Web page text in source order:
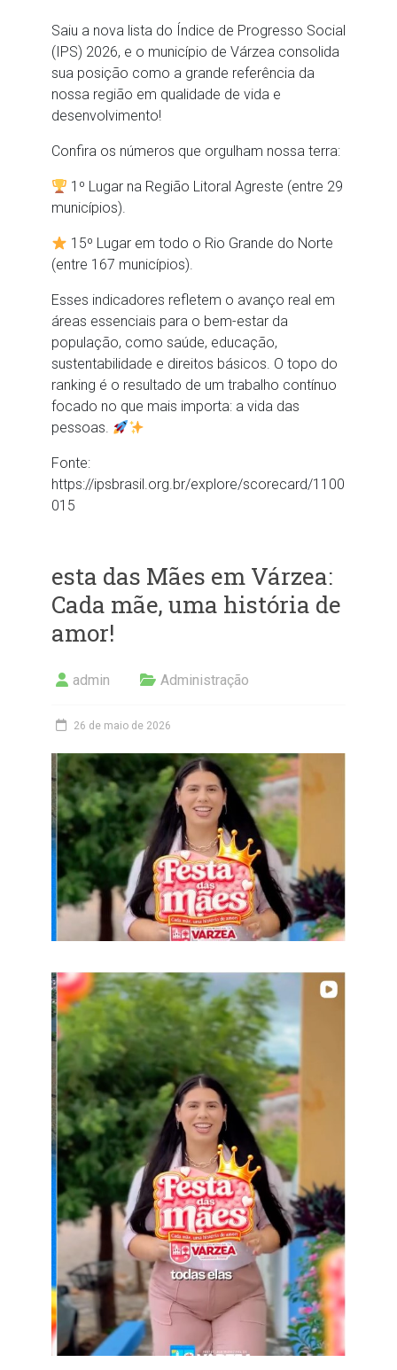
Saiu a nova lista do Índice de Progresso Social
(IPS) 2026, e o município de Várzea consolida
sua posição como a grande referência da
nossa região em qualidade de vida e
desenvolvimento!
Confira os números que orgulham nossa terra:
1º Lugar na Região Litoral Agreste (entre 29
municípios).
15º Lugar em todo o Rio Grande do Norte
(entre 167 municípios).
Esses indicadores refletem o avanço real em
áreas essenciais para o bem-estar da
população, como saúde, educação,
sustentabilidade e direitos básicos. O topo do
ranking é o resultado de um trabalho contínuo
focado no que mais importa: a vida das
pessoas.
Fonte:
https://ipsbrasil.org.br/explore/scorecard/1100
015
esta das Mães em Várzea:
Cada mãe, uma história de
amor!
admin Administração
26 de maio de 2026